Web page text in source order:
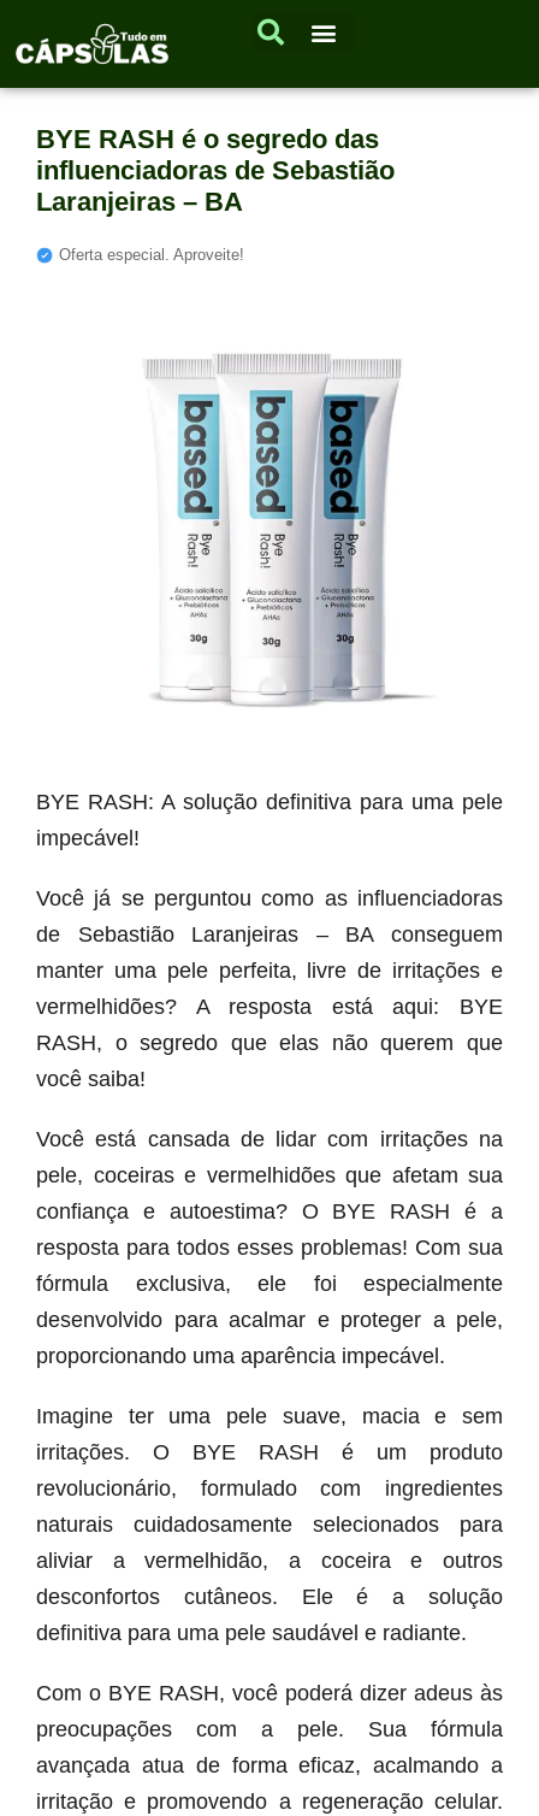
BYE RASH é o segredo das
influenciadoras de Sebastião
Laranjeiras – BA
Oferta especial. Aproveite!
BYE RASH: A solução definitiva para uma pele
impecável!
Você já se perguntou como as influenciadoras
de Sebastião Laranjeiras – BA conseguem
manter uma pele perfeita, livre de irritações e
vermelhidões? A resposta está aqui: BYE
RASH, o segredo que elas não querem que
você saiba!
Você está cansada de lidar com irritações na
pele, coceiras e vermelhidões que afetam sua
confiança e autoestima? O BYE RASH é a
resposta para todos esses problemas! Com sua
fórmula exclusiva, ele foi especialmente
desenvolvido para acalmar e proteger a pele,
proporcionando uma aparência impecável.
Imagine ter uma pele suave, macia e sem
irritações. O BYE RASH é um produto
revolucionário, formulado com ingredientes
naturais cuidadosamente selecionados para
aliviar a vermelhidão, a coceira e outros
desconfortos cutâneos. Ele é a solução
definitiva para uma pele saudável e radiante.
Com o BYE RASH, você poderá dizer adeus às
preocupações com a pele. Sua fórmula
avançada atua de forma eficaz, acalmando a
irritação e promovendo a regeneração celular.